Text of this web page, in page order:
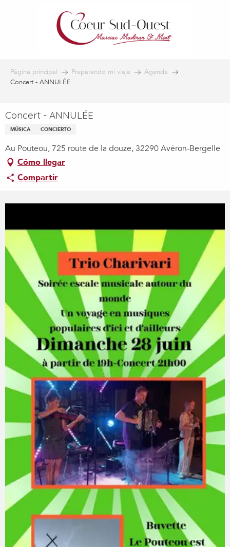
Página principal Preparando mi viaje
Agenda
Concert - ANNULÉE
Concert - ANNULÉE
MÚSICA CONCIERTO
Au Pouteou, 725 route de la douze, 32290 Avéron-Bergelle
Cómo llegar
Compartir